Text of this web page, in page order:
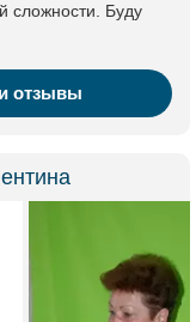
сложности. Буду
отзывы